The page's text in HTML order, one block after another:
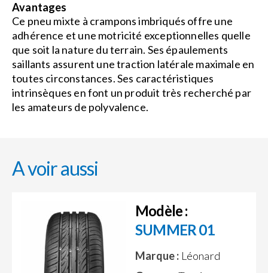
Avantages
Ce pneu mixte à crampons imbriqués offre une
adhérence et une motricité exceptionnelles quelle
que soit la nature du terrain. Ses épaulements
saillants assurent une traction latérale maximale en
toutes circonstances. Ses caractéristiques
intrinsèques en font un produit très recherché par
les amateurs de polyvalence.
A voir aussi
Modèle :
SUMMER 01
Marque : Léonard